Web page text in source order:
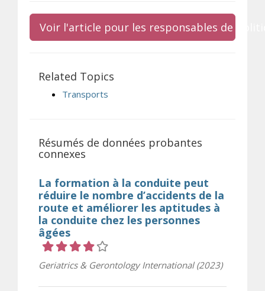
Voir l'article pour les responsables de
Related Topics
Transports
Résumés de données probantes
connexes
La formation à la conduite peut
réduire le nombre d’accidents de la
route et améliorer les aptitudes à
la conduite chez les personnes
âgées
Geriatrics & Gerontology International (2023)